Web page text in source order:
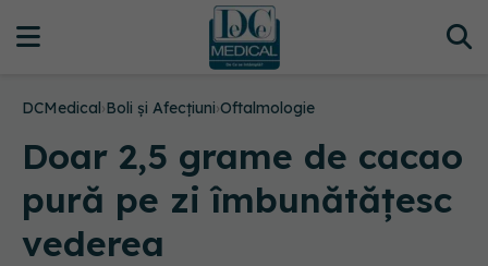
DCMedical›Boli și Afecțiuni›Oftalmologie
Doar 2,5 grame de cacao
pură pe zi îmbunătățesc
vederea